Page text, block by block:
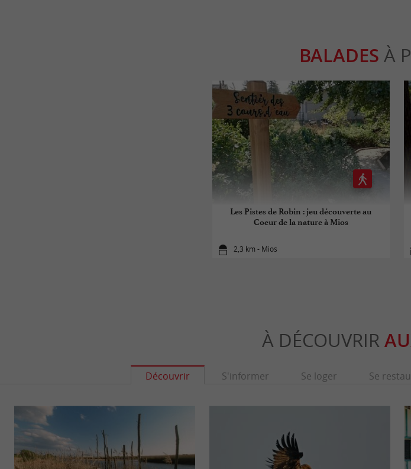
BALADES À
Les Pistes de Robin : jeu découverte au
Coeur de la nature à Mios
2,3 km - Mios
À DÉCOUVRIR
Découvrir S'informer Se loger Se